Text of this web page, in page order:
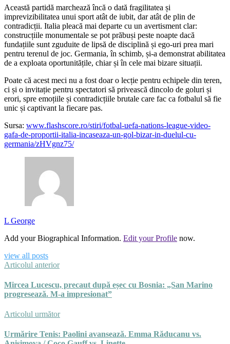
Această partidă marchează încă o dată fragilitatea și
imprevizibilitatea unui sport atât de iubit, dar atât de plin de
contradicții. Italia pleacă mai departe cu un avertisment clar:
construcțiile monumentale se pot prăbuși peste noapte dacă
fundațiile sunt zguduite de lipsă de disciplină și ego-uri prea mari
pentru terenul de joc. Germania, în schimb, și-a demonstrat abilitatea
de a exploata oportunitățile, chiar și în cele mai bizare situații.
Poate că acest meci nu a fost doar o lecție pentru echipele din teren,
ci și o invitație pentru spectatori să privească dincolo de goluri și
erori, spre emoțiile și contradicțiile brutale care fac ca fotbalul să fie
unic și captivant la fiecare pas.
Sursa: www.flashscore.ro/stiri/fotbal-uefa-nations-league-video-
gafa-de-proportii-italia-incaseaza-un-gol-bizar-in-duelul-cu-
germania/zHVgnz75/
L George
Add your Biographical Information. Edit your Profile now.
view all posts
Articolul anterior
Mircea Lucescu, precaut după eșec cu Bosnia: „San Marino
progresează. M-a impresionat”
Articolul următor
Urmărire Tenis: Paolini avansează. Emma Răducanu vs.